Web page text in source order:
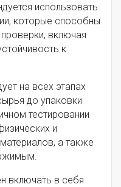
использовать
которые способны
включая
к
на всех этапах
до упаковки
тестировании
и
а также
включать в себя